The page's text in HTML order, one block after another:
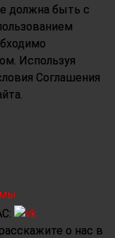
должна быть с
Используя
Соглашения
о нас в